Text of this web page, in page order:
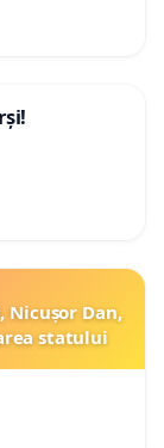
Nicușor Dan,
statului